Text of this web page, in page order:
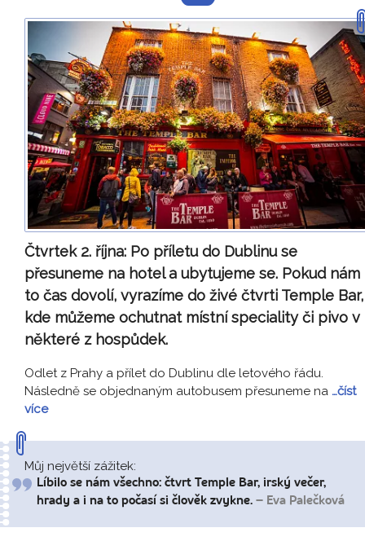
Čtvrtek 2. října: Po příletu do Dublinu se
přesuneme na hotel a ubytujeme se. Pokud nám
to čas dovolí, vyrazíme do živé čtvrti Temple Bar,
kde můžeme ochutnat místní speciality či pivo v
některé z hospůdek.
Odlet z Prahy a přílet do Dublinu dle letového řádu.
Následně se objednaným autobusem přesuneme na …číst
více
Můj největší zážitek:
Líbilo se nám všechno: čtvrt Temple Bar, irský večer,
hrady a i na to počasí si člověk zvykne. – Eva Palečková